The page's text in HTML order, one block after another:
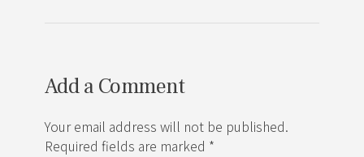
Add a Comment
Your email address will not be published.
Required fields are marked *